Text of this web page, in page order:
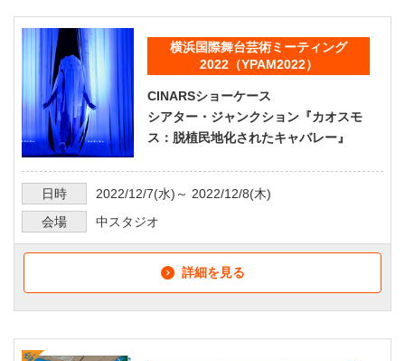
横浜国際舞台芸術ミーティング
2022（YPAM2022）
CINARSショーケース
シアター・ジャンクション『カオスモ
ス：脱植民地化されたキャバレー』
日時 2022/12/7(水)～ 2022/12/8(木)
会場
中スタジオ
詳細を見る